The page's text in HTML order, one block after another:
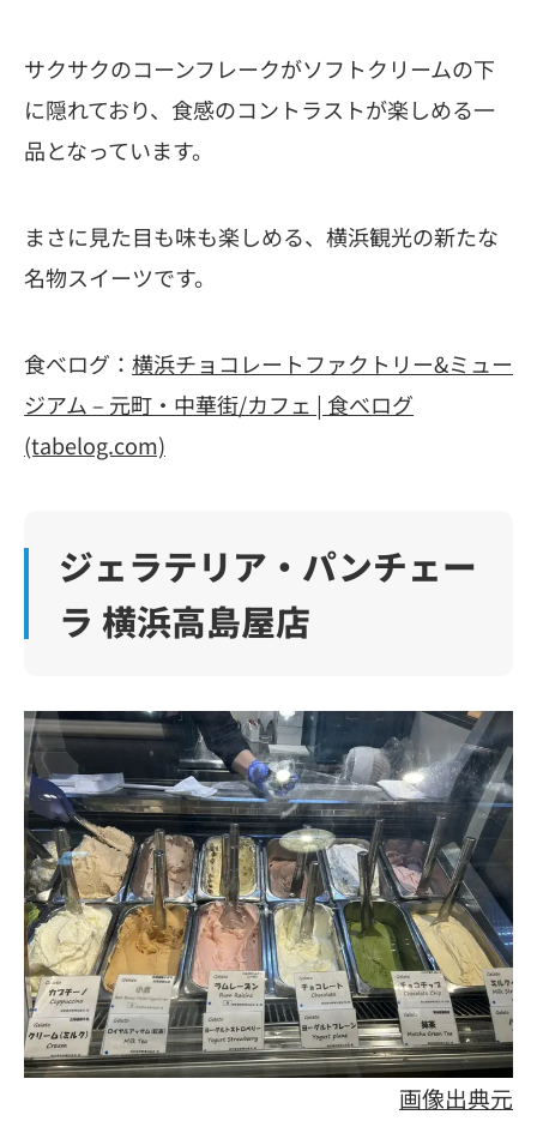
サクサクのコーンフレークがソフトクリームの下
に隠れており、食感のコントラストが楽しめる一
品となっています。
まさに見た目も味も楽しめる、横浜観光の新たな
名物スイーツです。
食べログ： 横浜チョコレートファクトリー&ミュー
ジアム – 元町・中華街/カフェ | 食べログ
(tabelog.com)
ジェラテリア・パンチェー
ラ 横浜高島屋店
画像出典元